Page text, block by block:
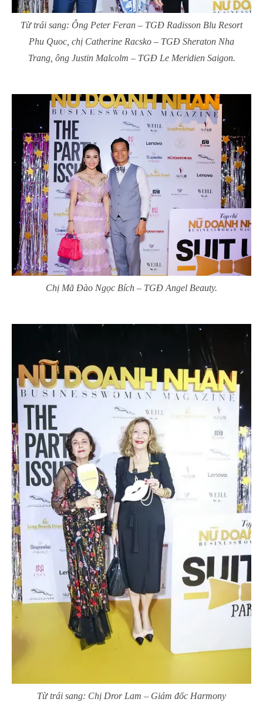
Từ trái sang: Ông Peter Feran – TGĐ Radisson Blu Resort
Phu Quoc, chị Catherine Racsko – TGĐ Sheraton Nha
Trang, ông Justin Malcolm – TGĐ Le Meridien Saigon.
Chị Mã Đào Ngọc Bích – TGĐ Angel Beauty.
Từ trái sang: Chị Dror Lam – Giám đốc Harmony